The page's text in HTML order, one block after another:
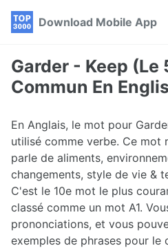
Skip
navigation
Skip
Skip
Download Mobile App
Garder - Keep (Le
Commun En
En Anglais, le mot pour
utilisé comme verbe. Ce mot
parle de aliments,
changements, style de vie &
C'est le 10e mot le plus
classé comme un mot A1.
prononciations, et vous
exemples de phrases pour le